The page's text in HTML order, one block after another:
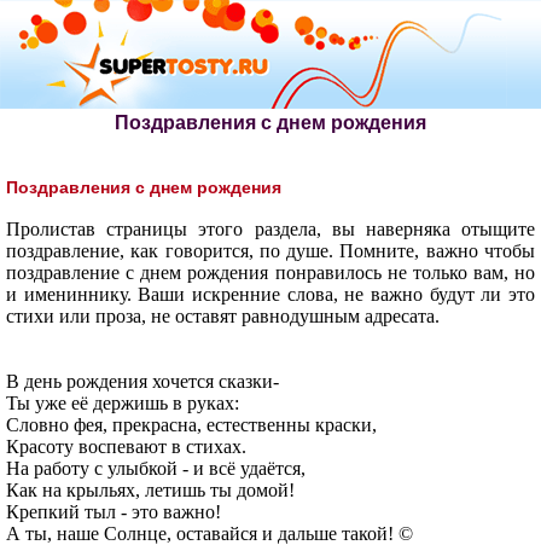
Поздравления с днем рождения
Поздравления с днем рождения
Пролистав страницы этого раздела, вы наверняка отыщите
поздравление, как говорится, по душе. Помните, важно чтобы
поздравление с днем рождения понравилось не только вам, но
и имениннику. Ваши искренние слова, не важно будут ли это
стихи или проза, не оставят равнодушным адресата.
В день рождения хочется сказки-
Ты уже её держишь в руках:
Словно фея, прекрасна, естественны краски,
Красоту воспевают в стихах.
На работу с улыбкой - и всё удаётся,
Как на крыльях, летишь ты домой!
Крепкий тыл - это важно!
А ты, наше Солнце, оставайся и дальше такой! ©